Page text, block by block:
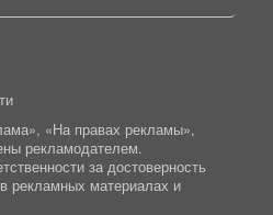
«На правах рекламы»,
рекламодателем.
за достоверность
рекламных материалах и